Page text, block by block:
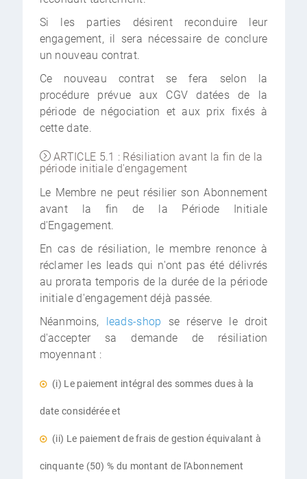
Si les parties désirent reconduire leur
engagement, il sera nécessaire de conclure
un nouveau contrat.
Ce nouveau contrat se fera selon la
procédure prévue aux CGV datées de la
période de négociation et aux prix fixés à
cette date.
ARTICLE 5.1 : Résiliation avant la fin de la
période initiale d'engagement
Le Membre ne peut résilier son Abonnement
avant la fin de la Période Initiale
d'Engagement.
En cas de résiliation, le membre renonce à
réclamer les leads qui n'ont pas été délivrés
au prorata temporis de la durée de la période
initiale d'engagement déjà passée.
Néanmoins, leads-shop se réserve le droit
d'accepter sa demande de résiliation
moyennant :
(i) Le paiement intégral des sommes dues à la
date considérée et
(ii) Le paiement de frais de gestion équivalant à
cinquante (50) % du montant de l'Abonnement